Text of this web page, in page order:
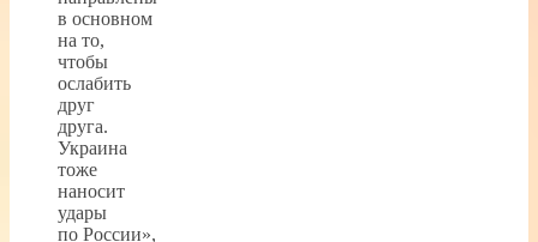
в основном
на то,
чтобы
ослабить
друг
друга.
Украина
тоже
наносит
удары
по России»,